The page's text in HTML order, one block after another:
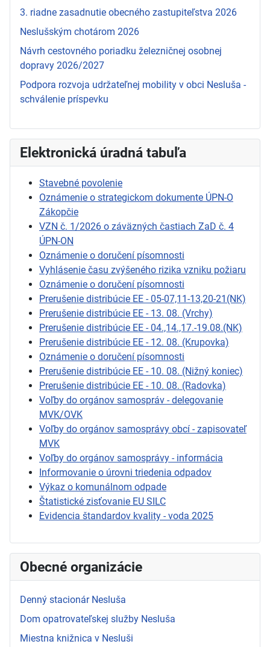
3. riadne zasadnutie obecného zastupiteľstva 2026
Neslušským chotárom 2026
Návrh cestovného poriadku železničnej osobnej
dopravy 2026/2027
Podpora rozvoja udržateľnej mobility v obci Nesluša -
schválenie príspevku
Elektronická úradná tabuľa
Stavebné povolenie
Oznámenie o strategickom dokumente ÚPN-O
Zákopčie
VZN č. 1/2026 o záväzných častiach ZaD č. 4
ÚPN-ON
Oznámenie o doručení písomnosti
Vyhlásenie času zvýšeného rizika vzniku požiaru
Oznámenie o doručení písomnosti
Prerušenie distribúcie EE - 05-07,11-13,20-21(NK)
Prerušenie distribúcie EE - 13. 08. (Vrchy)
Prerušenie distribúcie EE - 04.,14.,17.-19.08.(NK)
Prerušenie distribúcie EE - 12. 08. (Krupovka)
Oznámenie o doručení písomnosti
Prerušenie distribúcie EE - 10. 08. (Nižný koniec)
Prerušenie distribúcie EE - 10. 08. (Radovka)
Voľby do orgánov samospráv - delegovanie
MVK/OVK
Voľby do orgánov samosprávy obcí - zapisovateľ
MVK
Voľby do orgánov samosprávy - informácia
Informovanie o úrovni triedenia odpadov
Výkaz o komunálnom odpade
Štatistické zisťovanie EU SILC
Evidencia štandardov kvality - voda 2025
Obecné organizácie
Denný stacionár Nesluša
Dom opatrovateľskej služby Nesluša
Miestna knižnica v Nesluši